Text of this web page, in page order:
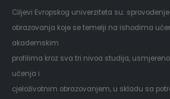
Ciljevi Evropskog univerziteta su:
obrazovanja koje se temelji na ishodima
akademskim
profilima kroz sva tri nivoa studija,
učenja i
cjeloživotnim obrazovanjem, u skladu sa